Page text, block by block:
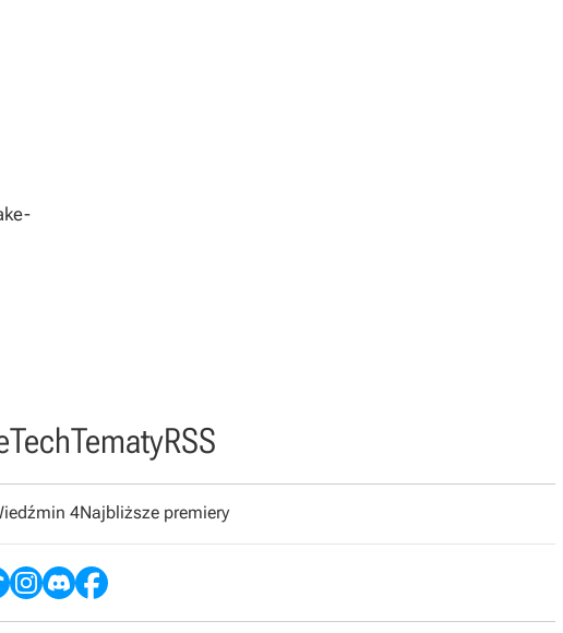
TechTematyRSS
4Najbliższe premiery